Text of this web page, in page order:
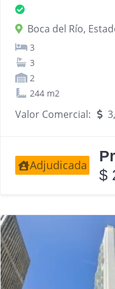
Boca del Río,
3
3
2
244 m2
Valor Comercial:
Adjudicada
$